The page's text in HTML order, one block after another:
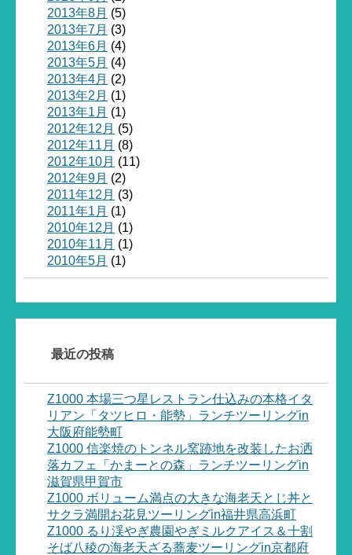
2013年8月 (5)
2013年7月 (3)
2013年6月 (4)
2013年5月 (4)
2013年4月 (2)
2013年2月 (1)
2013年1月 (1)
2012年12月 (5)
2012年11月 (8)
2012年10月 (11)
2012年9月 (2)
2011年12月 (3)
2011年1月 (1)
2010年12月 (1)
2010年11月 (1)
2010年5月 (1)
最近の投稿
Z1000 本場三つ星レストラン仕込みの本格イタ
リアン「タツヒロ・能勢」ランチツーリングin
大阪府能勢町
Z1000 信楽焼のトンネル窯跡地を改装したお洒
落カフェ「かまーとの森」ランチツーリングin
滋賀県甲賀市
Z1000 ボリューム満点の大きな海老天とじ丼と
サクラ満開お花見ツーリングin福井県高浜町
Z1000 るり渓やぎ農園やぎミルクアイス＆十割
そば八稜の海老天ざる蕎麦ツーリングin京都府